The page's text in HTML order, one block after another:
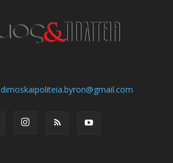
dimoskaipoliteia.byron@gmail.com